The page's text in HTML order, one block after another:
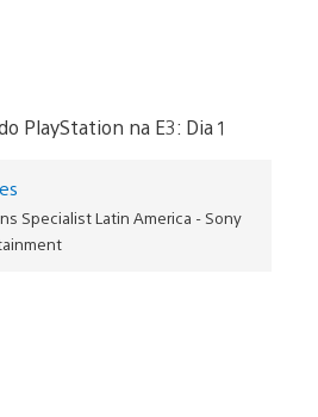
Specialist Latin America - Sony